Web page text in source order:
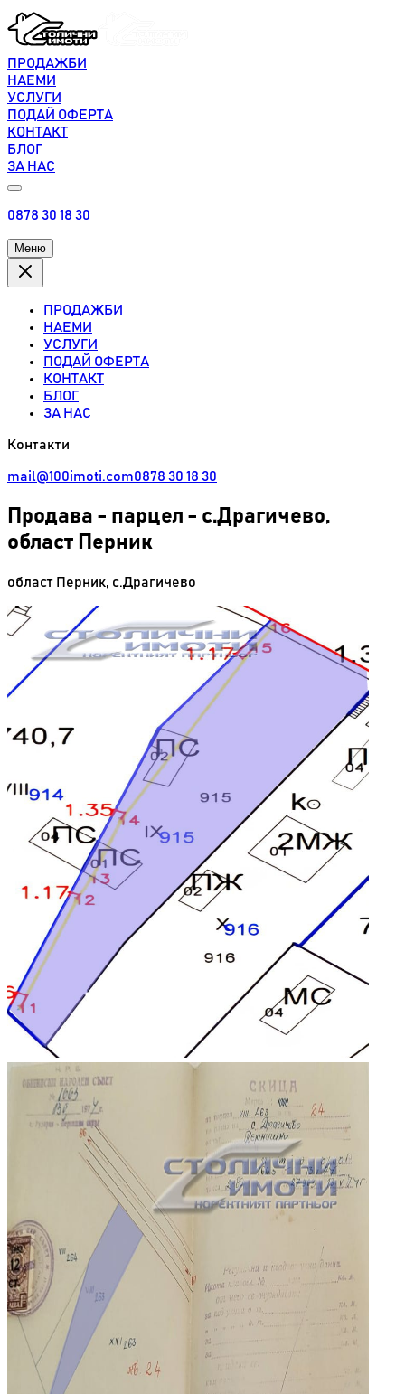
ПРОДАЖБИ
НАЕМИ
УСЛУГИ
ПОДАЙ ОФЕРТА
КОНТАКТ
БЛОГ
ЗА НАС
0878 30 18 30
Меню
ПРОДАЖБИ
НАЕМИ
УСЛУГИ
ПОДАЙ ОФЕРТА
КОНТАКТ
БЛОГ
ЗА НАС
Контакти
mail@100imoti.com0878 30 18 30
Продава - парцел - с.Драгичево,
област Перник
област Перник, с.Драгичево